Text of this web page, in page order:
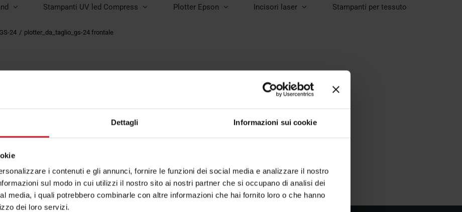
Dettagli Informazioni sui cookie
i contenuti e gli annunci, fornire le funzioni dei social media e analizzare il nostro
sul modo in cui utilizzi il nostro sito ai nostri partner che si occupano di analisi dei
media, i quali potrebbero combinarle con altre informazioni che hai fornito loro o che hanno
dei loro servizi.
Stampanti UV led Compress Plotter Epson Incisori laser Stampanti per tessuto
24 plotter_da_taglio_gs-24 frontale